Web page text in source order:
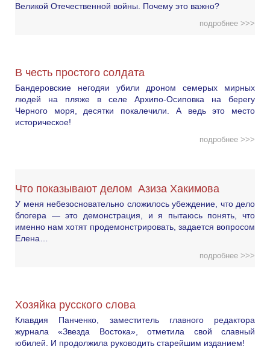
Великой Отечественной войны. Почему это важно?
подробнее >>>
В честь простого солдата
Бандеровские негодяи убили дроном семерых мирных
людей на пляже в селе Архипо-Осиповка на берегу
Черного моря, десятки покалечили. А ведь это место
историческое!
подробнее >>>
Что показывают делом Азиза Хакимова
У меня небезосновательно сложилось убеждение, что дело
блогера — это демонстрация, и я пытаюсь понять, что
именно нам хотят продемонстрировать, задается вопросом
Елена…
подробнее >>>
Хозяйка русского слова
Клавдия Панченко, заместитель главного редактора
журнала «Звезда Востока», отметила свой славный
юбилей. И продолжила руководить старейшим изданием!